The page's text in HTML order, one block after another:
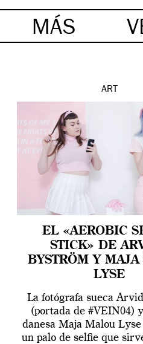
MÁS
ART
EL «AEROBIC
STICK» DE
BYSTRÖM Y
LYSE
La fotógrafa sueca
(portada de #VEIN04)
danesa Maja Malou
un palo de selfie que